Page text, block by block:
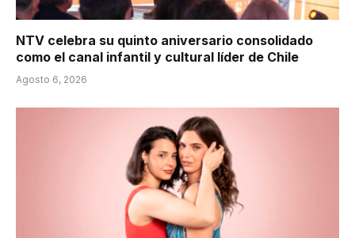
NTV celebra su quinto aniversario consolidado
como el canal infantil y cultural líder de Chile
Agosto 6, 2026